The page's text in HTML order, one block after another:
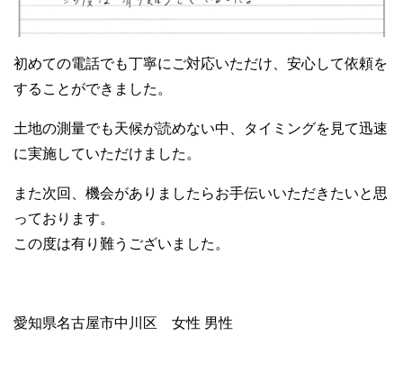
初めての電話でも丁寧にご対応いただけ、安心して依頼を
することができました。
土地の測量でも天候が読めない中、タイミングを見て迅速
に実施していただけました。
また次回、機会がありましたらお手伝いいただきたいと思
っております。
この度は有り難うございました。
愛知県名古屋市中川区 女性 男性